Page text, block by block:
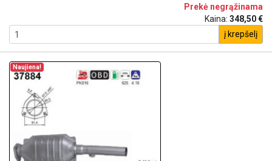
Prekė negrąžinama
Kaina: 348,50 €
į krepšelį
Naujiena!